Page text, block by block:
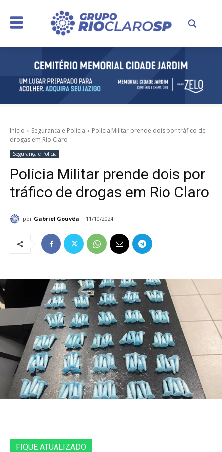
Início Segurança e Polícia
Polícia Militar prende dois por tráfico de
drogas em Rio Claro
Segurança e Polícia
Polícia Militar prende dois por
tráfico de drogas em Rio Claro
por Gabriel Gouvêa 11/10/2024
FIQUE ATUALIZADO